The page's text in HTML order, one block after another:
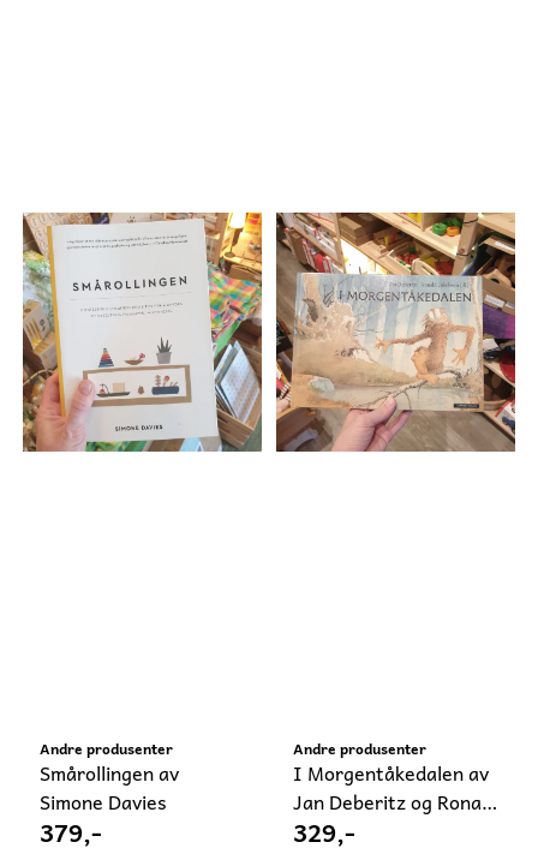
Andre produsenter
Smårollingen av
Simone Davies
379,-
Andre produsenter
I Morgentåkedalen av
Jan Deberitz og Ronald
...
329,-